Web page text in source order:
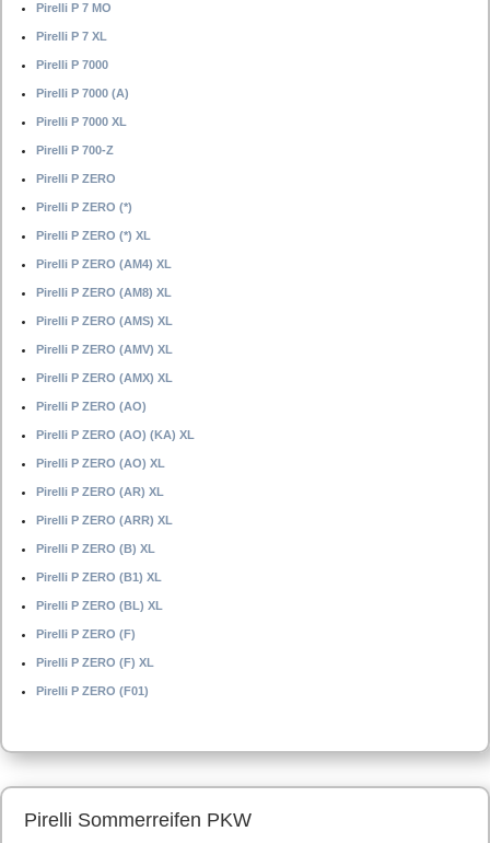
Pirelli P 7 MO
Pirelli P 7 XL
Pirelli P 7000
Pirelli P 7000 (A)
Pirelli P 7000 XL
Pirelli P 700-Z
Pirelli P ZERO
Pirelli P ZERO (*)
Pirelli P ZERO (*) XL
Pirelli P ZERO (AM4) XL
Pirelli P ZERO (AM8) XL
Pirelli P ZERO (AMS) XL
Pirelli P ZERO (AMV) XL
Pirelli P ZERO (AMX) XL
Pirelli P ZERO (AO)
Pirelli P ZERO (AO) (KA) XL
Pirelli P ZERO (AO) XL
Pirelli P ZERO (AR) XL
Pirelli P ZERO (ARR) XL
Pirelli P ZERO (B) XL
Pirelli P ZERO (B1) XL
Pirelli P ZERO (BL) XL
Pirelli P ZERO (F)
Pirelli P ZERO (F) XL
Pirelli P ZERO (F01)
Pirelli Sommerreifen PKW